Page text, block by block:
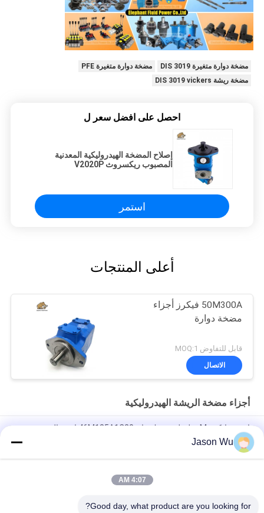
مضخة دوارة متغيرة DIS 3019
مضخة دوارة متغيرة PFE
مضخة ريشة DIS 3019 vickers
احصل على افضل سعر ل
إصلاح المضخة الهيدروليكية المعدنية
المصبوب ريكسروث V2020P
استمر
أعلى المنتجات
50M300A فيكرز أجزاء
مضخة دوارة
قابل للتفاوض MOQ:1
الاتصال
أجزاء مضخة الريشة الهيدروليكية
إيتون فايكرز M سلسلة محرك فان 46M185A1C20 استبدال
312072-3 استبدال
T6E-066-1R00-C1 مضخات الفان وأجزاء مصنوعة في الصين تناسب
Jason Wu
4:07 AM
Good day, what product are you looking for?